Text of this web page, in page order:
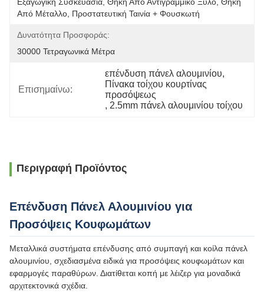
Από Μέταλλο, Προστατευτική Ταινία + Φουσκωτή
Δυνατότητα Προσφοράς:
30000 Τετραγωνικά Μέτρα
Επισημαίνω:
επένδυση πάνελ αλουμινίου,
Πίνακα τοίχου κουρτίνας
προσόψεως
, 2.5mm πάνελ αλουμινίου τοίχου
Περιγραφή Προϊόντος
Επένδυση Πάνελ Αλουμινίου για
Προσόψεις Κουφωμάτων
Μεταλλικά συστήματα επένδυσης από συμπαγή και κοίλα πάνελ
αλουμινίου, σχεδιασμένα ειδικά για προσόψεις κουφωμάτων και
εφαρμογές παραθύρων. Διατίθεται κοπή με λέιζερ για μοναδικά
αρχιτεκτονικά σχέδια.